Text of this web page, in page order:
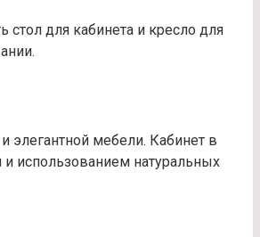
для кабинета и кресло для
элегантной мебели. Кабинет в
использованием натуральных